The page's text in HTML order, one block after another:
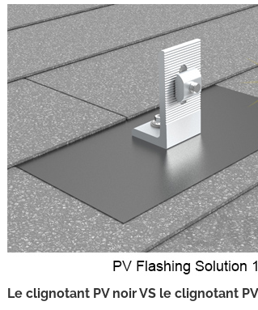
Le clignotant PV noir VS le clignotant